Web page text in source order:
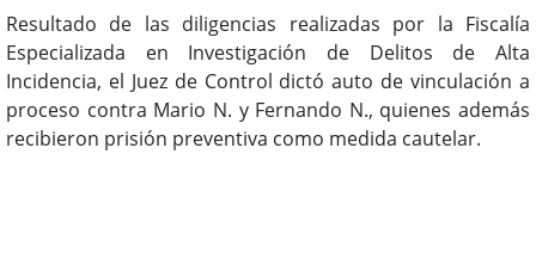
Resultado de las diligencias realizadas por la Fiscalía
Especializada en Investigación de Delitos de Alta
Incidencia, el Juez de Control dictó auto de vinculación a
proceso contra Mario N. y Fernando N., quienes además
recibieron prisión preventiva como medida cautelar.